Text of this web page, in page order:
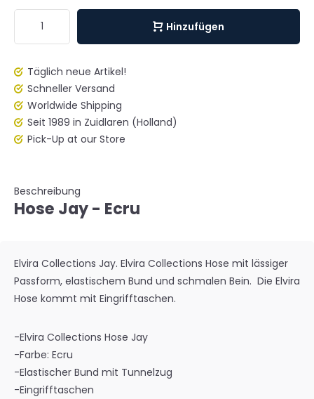
Hinzufügen
Täglich neue Artikel!
Schneller Versand
Worldwide Shipping
Seit 1989 in Zuidlaren (Holland)
Pick-Up at our Store
Beschreibung
Hose Jay - Ecru
Elvira Collections Jay. Elvira Collections Hose mit lässiger
Passform, elastischem Bund und schmalen Bein. Die Elvira
Hose kommt mit Eingrifftaschen.
-Elvira Collections Hose Jay
-Farbe: Ecru
-Elastischer Bund mit Tunnelzug
-Eingrifftaschen